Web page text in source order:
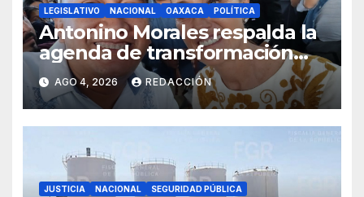
LEGISLATIVO NACIONAL OAXACA POLÍTICA
Antonino Morales respalda la
agenda de transformación
durante gira presidencial por
Oaxaca
AGO 4, 2026 REDACCIÓN
JUSTICIA NACIONAL SEGURIDAD PÚBLICA